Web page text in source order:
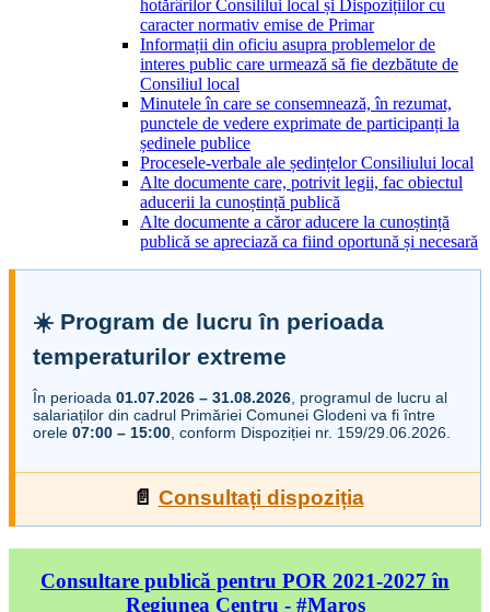
hotărârilor Consililui local și Dispozițiilor cu
caracter normativ emise de Primar
Informații din oficiu asupra problemelor de
interes public care urmează să fie dezbătute de
Consiliul local
Minutele în care se consemnează, în rezumat,
punctele de vedere exprimate de participanți la
ședinele publice
Procesele-verbale ale ședințelor Consiliului local
Alte documente care, potrivit legii, fac obiectul
aducerii la cunoștință publică
Alte documente a căror aducere la cunoștință
publică se apreciază ca fiind oportună și necesară
☀️ Program de lucru în perioada
temperaturilor extreme
În perioada 01.07.2026 – 31.08.2026 , programul de lucru al
salariaților din cadrul Primăriei Comunei Glodeni va fi între
orele 07:00 – 15:00 , conform Dispoziției nr. 159/29.06.2026.
📄 Consultați dispoziția
Consultare publică pentru POR 2021-2027 în
Regiunea Centru - #Maros